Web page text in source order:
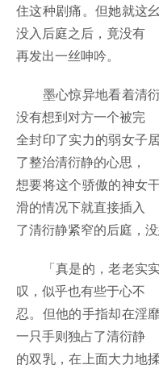
住这种剧痛。但她就这
没入后庭之后，竟没有
再发出一丝呻吟。
墨心惊异地看着清衍
没有想到对方一个被完
全封印了实力的弱女子
了整治清衍静的心思，
想要将这个骄傲的神女
滑的情况下就直接插入
了清衍静紧窄的后庭，
「真是的，老老实实
叹，似乎也有些于心不
忍。但他的手指却在淫
一只手则独占了清衍静
的双乳，在上面大力地